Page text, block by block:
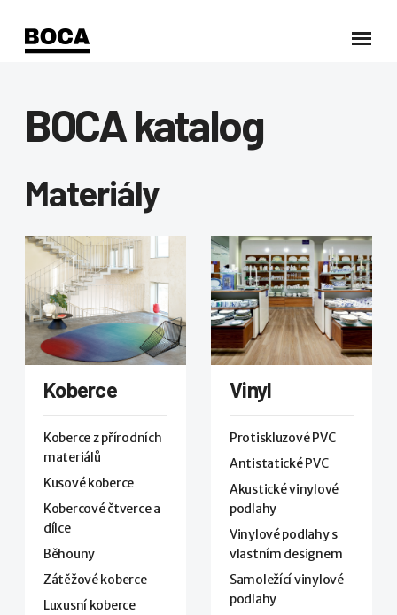
BOCA katalog
Materiály
Koberce
Koberce z přírodních
materiálů
Kusové koberce
Kobercové čtverce a
dílce
Běhouny
Zátěžové koberce
Luxusní koberce
Vinyl
Protiskluzové PVC
Antistatické PVC
Akustické vinylové
podlahy
Vinylové podlahy s
vlastním designem
Samoležící vinylové
podlahy